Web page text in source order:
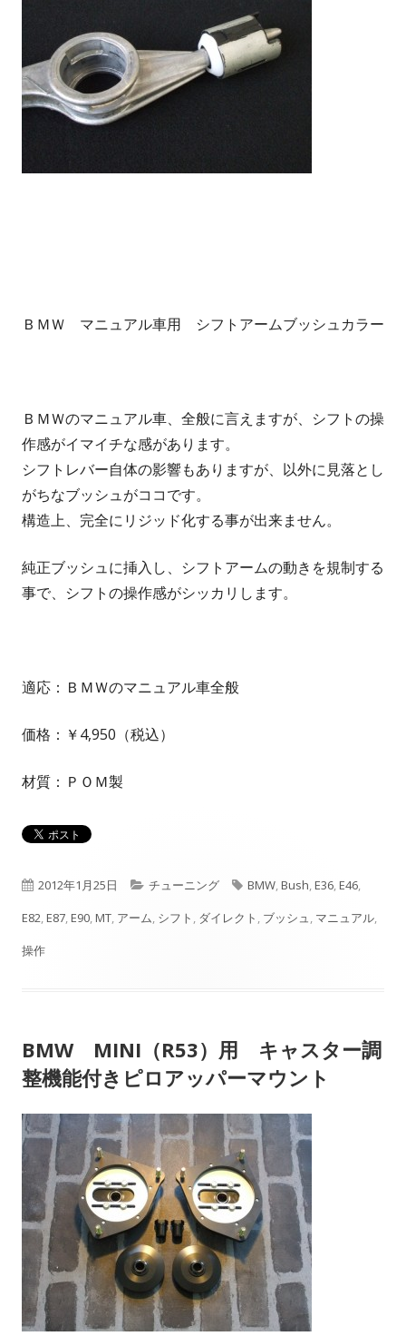
ＢＭＷ マニュアル車用 シフトアームブッシュカラー
ＢＭＷのマニュアル車、全般に言えますが、シフトの操
作感がイマイチな感があります。
シフトレバー自体の影響もありますが、以外に見落とし
がちなブッシュがココです。
構造上、完全にリジッド化する事が出来ません。
純正ブッシュに挿入し、シフトアームの動きを規制する
事で、シフトの操作感がシッカリします。
適応：ＢＭＷのマニュアル車全般
価格：￥4,950（税込）
材質：ＰＯＭ製
公
開
日
2012年1月25日
カ
テ
チューニング
タ
グ
BMW,Bush,E36,E46,
E82,E87,E90,MT, アーム, シフト , ダイレクト , ブッシュ, マニュアル,
操作
BMW MINI（R53）用 キャスター調
整機能付きピロアッパーマウント